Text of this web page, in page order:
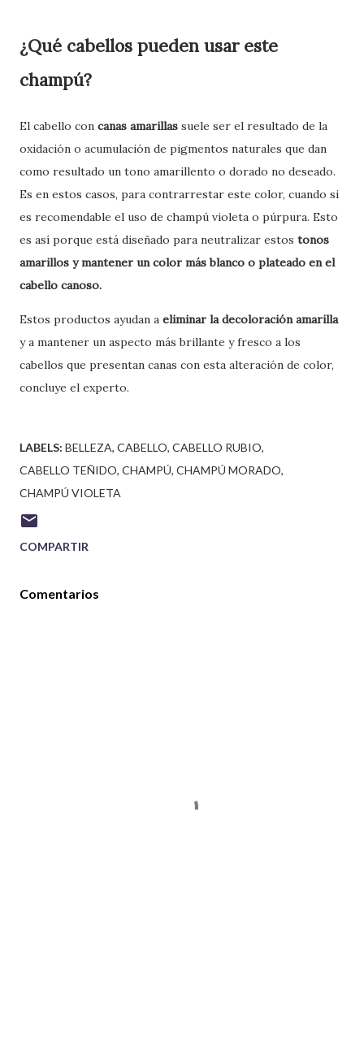
¿Qué cabellos pueden usar este
champú?
El cabello con canas amarillas suele ser el resultado de la
oxidación o acumulación de pigmentos naturales que dan
como resultado un tono amarillento o dorado no deseado.
Es en estos casos, para contrarrestar este color, cuando si
es recomendable el uso de champú violeta o púrpura. Esto
es así porque está diseñado para neutralizar estos tonos
amarillos y mantener un color más blanco o plateado en el
cabello canoso.
Estos productos ayudan a eliminar la decoloración amarilla
y a mantener un aspecto más brillante y fresco a los
cabellos que presentan canas con esta alteración de color,
concluye el experto.
LABELS: BELLEZA CABELLO CABELLO RUBIO
CABELLO TEÑIDO CHAMPÚ CHAMPÚ MORADO
CHAMPÚ VIOLETA
COMPARTIR
Comentarios